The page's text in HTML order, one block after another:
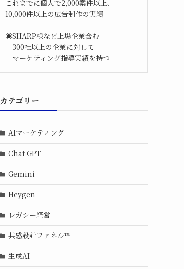
これまでに個人で2,000案件以上、
10,000件以上の広告制作の実績
◉SHARP様など上場企業含む
300社以上の企業に対して
マーケティング指導実績を持つ
カテゴリー
AIマーケティング
Chat GPT
Gemini
Heygen
レガシー経営
共感設計ファネル™︎
生成AI